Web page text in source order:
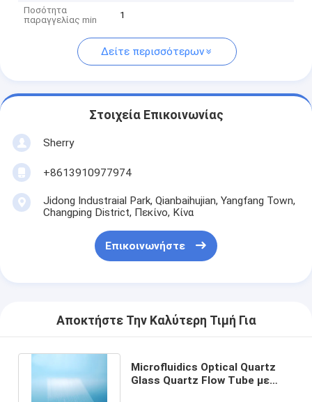
Ποσότητα
παραγγελίας min
1
Δείτε περισσότερων
Στοιχεία Επικοινωνίας
Sherry
+8613910977974
Jidong Industraial Park, Qianbaihujian, Yangfang Town,
Changping District, Πεκίνο, Κίνα
Επικοινωνήστε
Αποκτήστε Την Καλύτερη Τιμή Για
Microfluidics Optical Quartz
Glass Quartz Flow Tube με